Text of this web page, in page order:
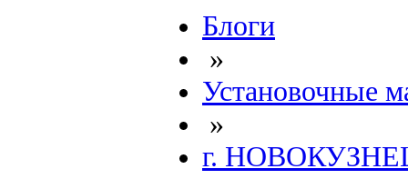
Блоги
»
Установочные
»
г.